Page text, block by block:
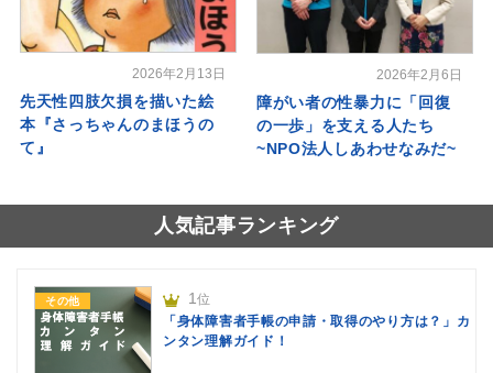
2026年2月13日
先天性四肢欠損を描いた絵
本『さっちゃんのまほうの
て』
2026年2月6日
障がい者の性暴力に「回復
の一歩」を支える人たち
~NPO法人しあわせなみだ~
人気記事ランキング
その他 1位
「身体障害者手帳の申請・取得のやり方は？」カ
ンタン理解ガイド！